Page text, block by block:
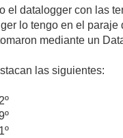
el datalogger con las
lo tengo en el
mediante un
las siguientes: